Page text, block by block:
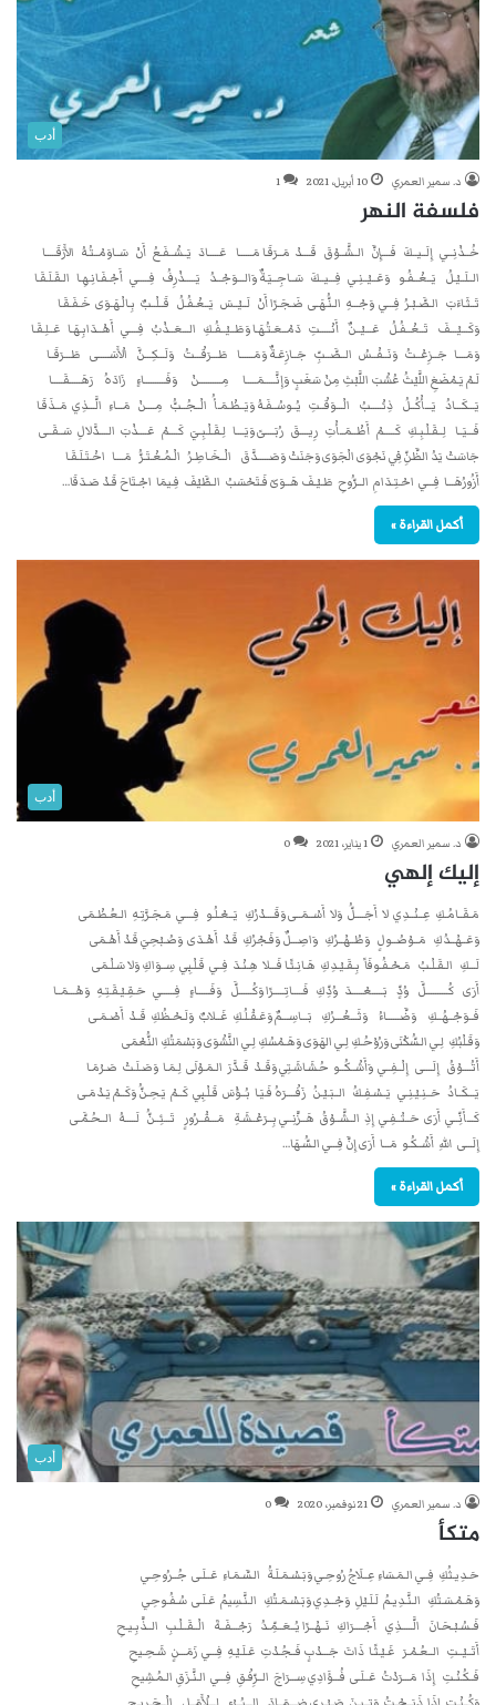
أدب
د. سمير العمري 10 أبريل، 2021 1
فلسفة النهر
خُــذْنِــي إِلَــيــكَ فَــــإِنَّ الــشَّــوْقَ قَــــدْ مَــرَقَـا مَــــــا عَـــــادَ يَــشْــفَـعُ أَنْ سَــاوَمْــتُـهُ الأَرَقَـــــا
الــلَــيْـلُ يَــغْــفُـو وَعَــيْــنِـي فِـــيــكَ سَــاجِــيَـةٌ وَالـــوَجْــدُ يَـــــذْرِفُ فِـــــي أَجْـفَـانِـهِـا الـقَـلَـقَـا
تَــثَـاءَبَ الـصَّـبْـرُ فِـــي وَجْـــهِ الـنُّـهَـى ضَـجَـرًا أَنْ لَــيْــسَ يَــغْـفُـلُ قَــلْــبٌ بِـالْـهَـوَى خَـفَـقَـا
وَكَـــيْـــفَ تَــغْــفُـلُ عَـــيْــنٌ أَنْـــــتِ دَمْــعَـتُـهَـا وَطَــيْــفُـكِ الـــعَــذْبُ فِــــي أَهْــدَابِـهَـا عَــلِـقَـا
وَمَــــا جَــزِعْــتُ وَنَــفْــسُ الــصَّــبِّ جَــازِعَـةٌ وَمَــــــا طَـــرَقْـــتُ وَلَـــكِـــنَّ الْأَسَـــــى طَـــرَقَــا
لَـمْ يَـمْضَغِ اللَّيْثُ عُشْبَ اللَّبْثِ مِنْ سَغَبٍ وَإِنَّـــــمَـــــا مِــــــــــنْ وَفَــــــــــاءٍ زَادَهُ رَهَـــــقَـــــا
يَـــكَـــادُ يَـــأْكُــلُ ذِئْـــــبُ الْـــوَقْــتِ يُــوسُــفَـهُ وَيَــظْـمَـأُ الْــجُــبُّ مِــــنْ مَـــاءِ الَّـــذِي مَــذَقَـا
فَـــيَــا لِــقَـلْـبِـكِ كَـــــمْ أَظْــمَــأْتِ رِيــــقَ رُبَــــىً وَيَــــا لِـقَـلْـبِـيَ كَــــمْ عَــــذْبَ الــــدَّلالِ سَــقَــى
جَاسَتْ يَدُ الظَّنِّ فِي نَجْوَى الْجَوَى وَجَنَتْ وَصَـــــدَّقَ الْــخَـاطِـرُ الْـمُـغْـتَـرُّ مَــــا اخْـتَـلَـقَـا
أَزُورُهَـــا فِـــي احْـتِـدَامِ الــرُّوحِ طَـيْـفَ هَــوَىً فَـتَحْسَبُ الـطَّيْفَ فِـيمَا اجْـتَاحَ قَـدْ صَـدَقَا…
أكمل القراءة »
أدب
د. سمير العمري 1 يناير، 2021 0
إليك إلهي
مَـقَــامُـكِ عِــنْــدِي لا أَجَــــلُّ وَلا أَسْــمَــى وَقَــــدْرُكِ يَــعْـلُـو فِــــي مَـجَـرَّتِـهِ الـعُـظْـمَى
وَعَــهْــدُكِ مَــوْصُــولٍ وَطُــهْــرُكِ وَاصِـــلٌ وَفَـجْرُكِ قَـدْ أَهْـدَى وَصُـبْحِيَ قَـدْ أَهْـمَى
لَـــكِ الـقَـلْـبُ مَـحْـفُـوفَاً بِـقَـيْـدِكِ هَـانِـئًـا فَـــلا هِـنْـدَ فِــي قَـلْـبِي سِــوَاكِ وَلا سَـلْـمَى
أَرَى كُــــــــــلَّ وُدٍّ بَـــــعْـــــدَ وُدِّكِ فَـــــاتِـــــرًا وَكُــــــلَّ وَفَــــــاءٍ فِــــــي حَـقِـيْـقَـتِـهِ وَهْـــمَــا
فَــوَجْــهُــكِ وَضَّــــــاءُ وَثَـــغْـــرُكِ بَـــاسِـــمٌ وَعَـقْـلُـكِ غَــلابٌ وَلَـحْـظُكِ قَــدْ أَصْـمَـى
وَقَـلْبُكِ لِـي الـسُّكْنَى وَرُوْحُـكِ لِـي الهَوَى وَهَـمْسُكِ لِـي النَّشْوَى وَبَسْمَتُكِ النُّعْمَى
أَتُــــوْقُ إِلَــــى إِلْــفِــي وَأَشْــكُــو حُـشَـاشَـتِي وَقَــدْ قَــدَّرَ الـمَـوْلَى لِـمَـا وَصَـلَـتْ صَـرْمَـا
يَـــكَــادُ حَــنِـيْـنِـي يَــسْـفِـكُ الــبَـيْـنُ زَفْــــرَهُ فَـيَـا بُــؤْسَ قَـلْـبِي كَــمْ يَـحِـنُّ وَكَــمْ يَـدْمَـى
كَـــأَنِّــي أَرَى حَــتْــفِـي إِذِ الــشَّــوْقُ هَــزَّنِــي بِــرَعْــشَـةِ مَـــقْــرُورٍ تَـــئِــنُّ لَـــــهُ الــحُـمَّـى
إِلَـــى اللهِ أَشْــكُـو مَـــا أَرَى إِنَّ فِـــي الـسُّـهَا…
أكمل القراءة »
أدب
د. سمير العمري 21 نوفمبر، 2020 0
متكأ
حَـدِيـثُكِ فِــي الـمَـسَاءِ عِــلَاجُ رُوحِـي وَبَـسْـمَـلَـةُ الـسَّـمَـاءِ عَــلَـى جُــرُوحِـي
وَهَـمْـسَـتُكِ الـنَّـدِيـمُ لَـلَـيْلِ وَجْــدِي وَبَـسْـمَـتُكِ الـنَّـسِيمُ عَـلَـى سُـفُـوحِي
فَــسُـبْـحَـانَ الَّـــــذِي أَجْــــرَاكِ نَــهْــرًا يُــعَــمِّـدُ رَجْـــفَــةَ الْــقَــلْـبِ الــذَّبِـيـحِ
أَتَــيْــتِ الــعُـمْـرَ غَـيْـثًـا ذَاتَ جَـــدْبٍ فَــجُـدْتِ عَـلَـيْـهِ فِـــي زَمَـــنٍ شَـحِـيحِ
فَــكُـنْـتِ إِذَا مَـــرَدْتُ عَــلَـى فُـــؤَادِي سِـــرَاجَ الــرِّفْـقِ فِـــي الـنَّـزَقِ الـمُـشِيحِ